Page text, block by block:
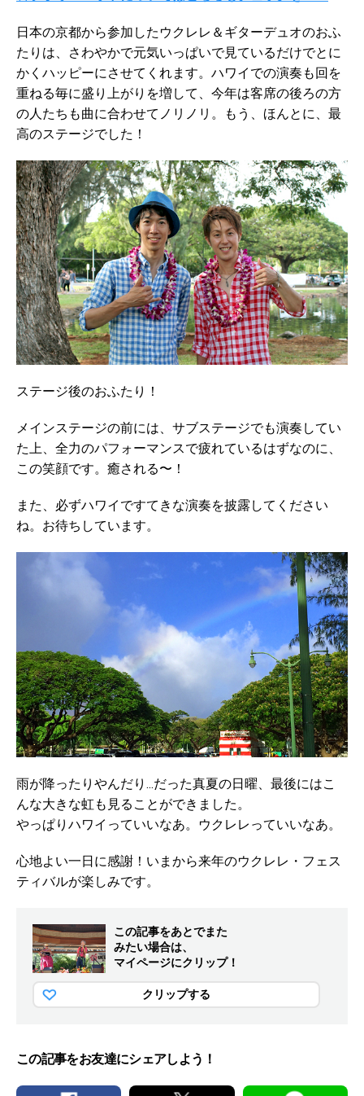
日本の京都から参加したウクレレ＆ギターデュオのおふ
たりは、さわやかで元気いっぱいで見ているだけでとに
かくハッピーにさせてくれます。ハワイでの演奏も回を
重ねる毎に盛り上がりを増して、今年は客席の後ろの方
の人たちも曲に合わせてノリノリ。もう、ほんとに、最
高のステージでした！
ステージ後のおふたり！
メインステージの前には、サブステージでも演奏してい
た上、全力のパフォーマンスで疲れているはずなのに、
この笑顔です。癒される〜！
また、必ずハワイですてきな演奏を披露してください
ね。お待ちしています。
雨が降ったりやんだり...だった真夏の日曜、最後にはこ
んな大きな虹も見ることができました。
やっぱりハワイっていいなあ。ウクレレっていいなあ。
心地よい一日に感謝！いまから来年のウクレレ・フェス
ティバルが楽しみです。
この記事をあとでまた
みたい場合は、
マイページにクリップ！
クリップする
この記事をお友達にシェアしよう！